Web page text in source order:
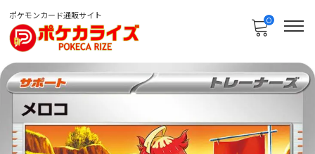
ポケモンカード通販サイト 0